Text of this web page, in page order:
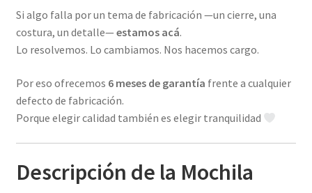
Si algo falla por un tema de fabricación —un cierre, una
costura, un detalle— estamos acá.
Lo resolvemos. Lo cambiamos. Nos hacemos cargo.
Por eso ofrecemos 6 meses de garantía frente a cualquier
defecto de fabricación.
Porque elegir calidad también es elegir tranquilidad
Descripción de la Mochila